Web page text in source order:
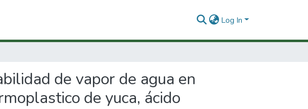
Log In
de vapor de agua en
de yuca, ácido